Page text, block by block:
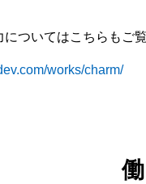
ついてはこちらもご覧
works/charm/